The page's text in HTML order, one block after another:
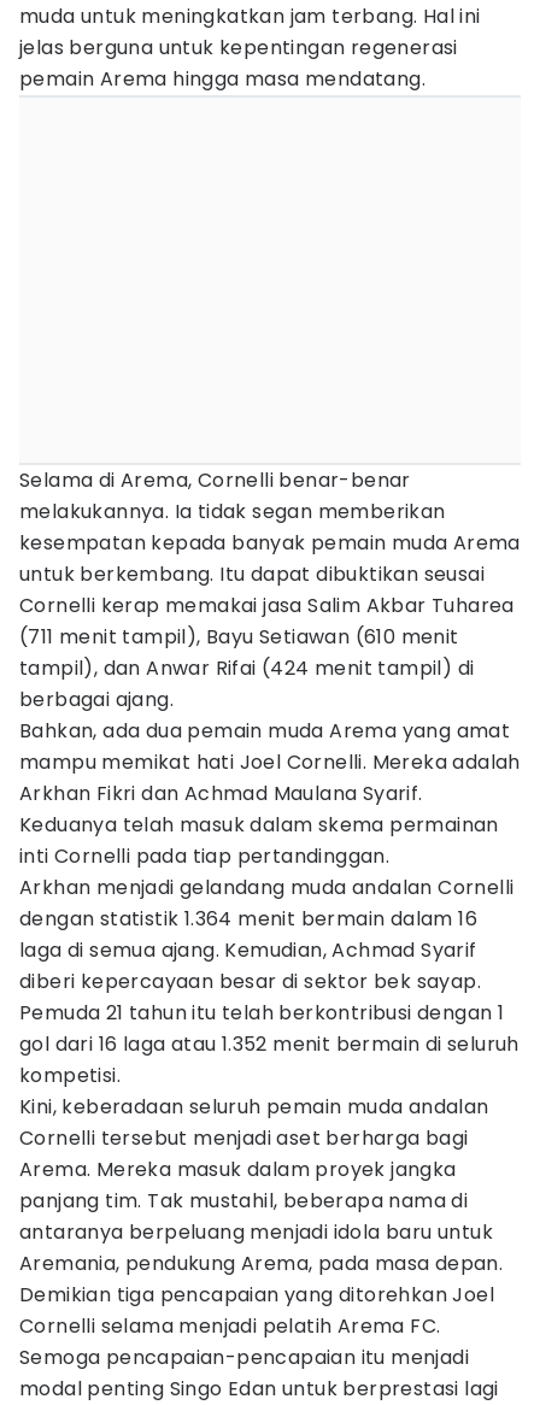
muda untuk meningkatkan jam terbang. Hal ini
jelas berguna untuk kepentingan regenerasi
pemain Arema hingga masa mendatang.
Selama di Arema, Cornelli benar-benar
melakukannya. Ia tidak segan memberikan
kesempatan kepada banyak pemain muda Arema
untuk berkembang. Itu dapat dibuktikan seusai
Cornelli kerap memakai jasa Salim Akbar Tuharea
(711 menit tampil), Bayu Setiawan (610 menit
tampil), dan Anwar Rifai (424 menit tampil) di
berbagai ajang.
Bahkan, ada dua pemain muda Arema yang amat
mampu memikat hati Joel Cornelli. Mereka adalah
Arkhan Fikri dan Achmad Maulana Syarif.
Keduanya telah masuk dalam skema permainan
inti Cornelli pada tiap pertandinggan.
Arkhan menjadi gelandang muda andalan Cornelli
dengan statistik 1.364 menit bermain dalam 16
laga di semua ajang. Kemudian, Achmad Syarif
diberi kepercayaan besar di sektor bek sayap.
Pemuda 21 tahun itu telah berkontribusi dengan 1
gol dari 16 laga atau 1.352 menit bermain di seluruh
kompetisi.
Kini, keberadaan seluruh pemain muda andalan
Cornelli tersebut menjadi aset berharga bagi
Arema. Mereka masuk dalam proyek jangka
panjang tim. Tak mustahil, beberapa nama di
antaranya berpeluang menjadi idola baru untuk
Aremania, pendukung Arema, pada masa depan.
Demikian tiga pencapaian yang ditorehkan Joel
Cornelli selama menjadi pelatih Arema FC.
Semoga pencapaian-pencapaian itu menjadi
modal penting Singo Edan untuk berprestasi lagi